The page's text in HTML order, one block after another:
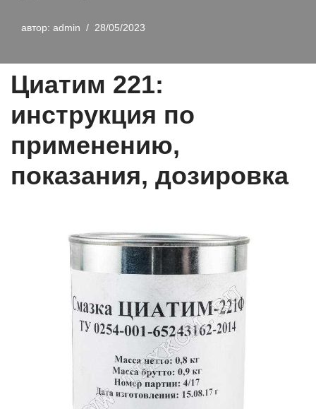
автор: admin 28/05/2023
Циатим 221:
инструкция по
применению,
показания, дозировка